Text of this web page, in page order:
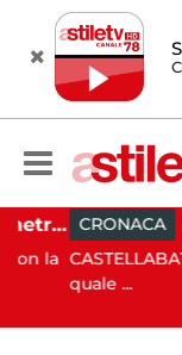
Castellabate, barca di 12 metri resta incastrata sugli scogli: salvate 9 persone
la
CRONACA
quale ...